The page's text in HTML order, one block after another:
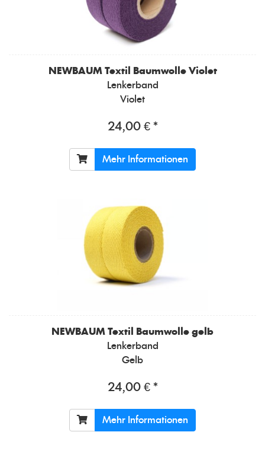
NEWBAUM Textil Baumwolle Violet
Lenkerband
Violet
24,00 € *
Mehr Informationen
NEWBAUM Textil Baumwolle gelb
Lenkerband
Gelb
24,00 € *
Mehr Informationen